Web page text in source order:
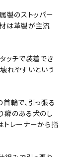
製のストッパー
は革製が主流
ッチで装着でき
れやすいという
輪で、引っ張る
癖のある犬のし
トレーナーから指